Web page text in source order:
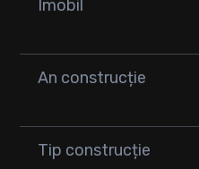
Imobil
An construcție
Tip construcție